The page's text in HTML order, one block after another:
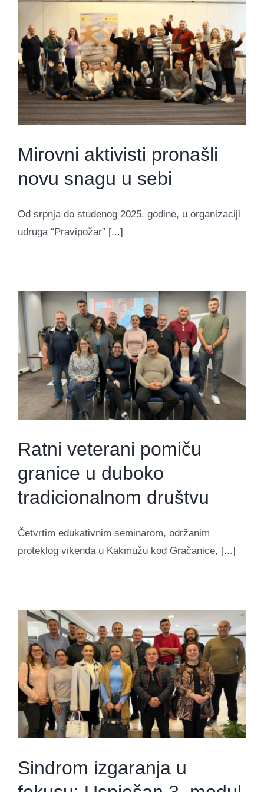
Mirovni aktivisti pronašli
novu snagu u sebi
Od srpnja do studenog 2025. godine, u organizaciji
udruga “Pravipožar” [...]
Ratni veterani pomiču
granice u duboko
tradicionalnom društvu
Četvrtim edukativnim seminarom, održanim
proteklog vikenda u Kakmužu kod Gračanice, [...]
Sindrom izgaranja u